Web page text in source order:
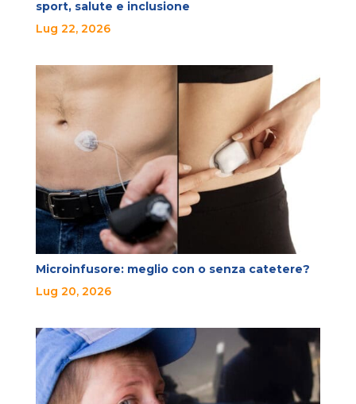
sport, salute e inclusione
Lug 22, 2026
Microinfusore: meglio con o senza catetere?
Lug 20, 2026